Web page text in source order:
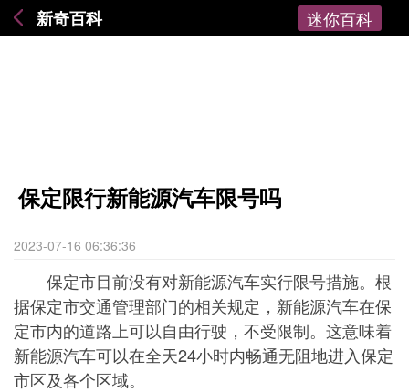
新奇百科 迷你百科
保定限行新能源汽车限号吗
2023-07-16 06:36:36
保定市目前没有对新能源汽车实行限号措施。根
据保定市交通管理部门的相关规定，新能源汽车在保
定市内的道路上可以自由行驶，不受限制。这意味着
新能源汽车可以在全天24小时内畅通无阻地进入保定
市区及各个区域。